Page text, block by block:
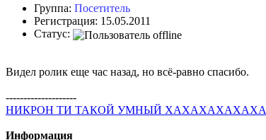
Группа: Посетитель
Регистрация: 15.05.2011
Статус:
Видел ролик еще час назад, но всё-равно спасибо.
--------------------
НИКРОН ТИ ТАКОЙ УМНЫЙ ХАХАХАХАХАХА
Информация